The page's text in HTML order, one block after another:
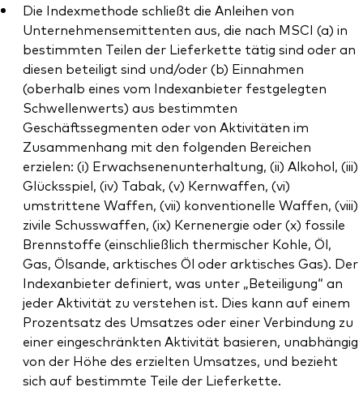
Die Indexmethode schließt die Anleihen von
Unternehmensemittenten aus, die nach MSCI (a) in
bestimmten Teilen der Lieferkette tätig sind oder an
diesen beteiligt sind und/oder (b) Einnahmen
(oberhalb eines vom Indexanbieter festgelegten
Schwellenwerts) aus bestimmten
Geschäftssegmenten oder von Aktivitäten im
Zusammenhang mit den folgenden Bereichen
erzielen: (i) Erwachsenenunterhaltung, (ii) Alkohol, (iii)
Glücksspiel, (iv) Tabak, (v) Kernwaffen, (vi)
umstrittene Waffen, (vii) konventionelle Waffen, (viii)
zivile Schusswaffen, (ix) Kernenergie oder (x) fossile
Brennstoffe (einschließlich thermischer Kohle, Öl,
Gas, Ölsande, arktisches Öl oder arktisches Gas). Der
Indexanbieter definiert, was unter „Beteiligung“ an
jeder Aktivität zu verstehen ist. Dies kann auf einem
Prozentsatz des Umsatzes oder einer Verbindung zu
einer eingeschränkten Aktivität basieren, unabhängig
von der Höhe des erzielten Umsatzes, und bezieht
sich auf bestimmte Teile der Lieferkette.